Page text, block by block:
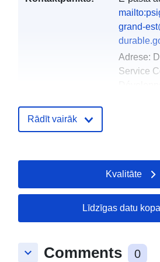
grand-
Adrese:
Service
Kataloga
Jaunākā
Rādīt vairāk
Kvalitāte
Līdzīgas datu
keyboard_arrow_down Comments 0